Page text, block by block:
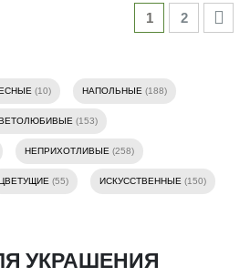
1 2
(10) НАПОЛЬНЫЕ (188)
(153)
НЕПРИХОТЛИВЫЕ (258)
(55) ИСКУССТВЕННЫЕ (150)
УКРАШЕНИЯ